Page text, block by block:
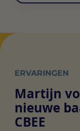
anoniem
Marketingcookies
individuele
ERVARINGEN
Martijn
nieuwe
CBEE